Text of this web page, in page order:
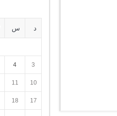
د س
3
4
10
11
17
18